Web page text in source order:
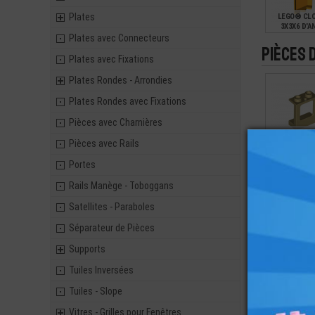
Plates
Plates avec Connecteurs
Plates avec Fixations
Plates Rondes - Arrondies
Plates Rondes avec Fixations
Pièces avec Charnières
Pièces avec Rails
Portes
Rails Manège - Toboggans
Satellites - Paraboles
Séparateur de Pièces
Supports
Tuiles Inversées
Tuiles - Slope
Vitres - Grilles pour Fenêtres
LEGO®
3X3X6
€
Pièces
LEGO®